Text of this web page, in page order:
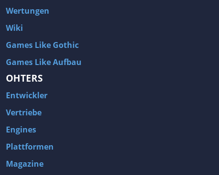
Wertungen
Wiki
Games Like Gothic
Games Like Aufbau
OHTERS
Entwickler
Vertriebe
Engines
Plattformen
Magazine